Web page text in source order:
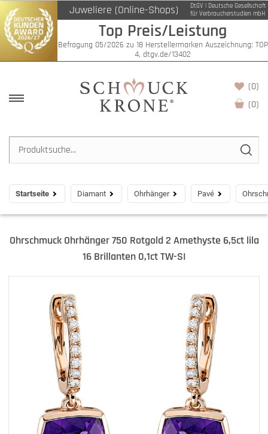
Juweliere (Online-Shops)
DtGV | Deutsche Gesellschaft
für Verbraucherstudien mbH
Top Preis/Leistung
Befragung 05/2026 zu 18 Herstellermarken Auszeichnung: TOP
4, dtgv.de/13402
(0)
(0)
Startseite Diamant Ohrhänger Pavé
Ohrschmuck Ohrhänger 750 Rotgold 2 Amethyste 6,5ct lila
16 Brillanten 0,1ct TW-SI